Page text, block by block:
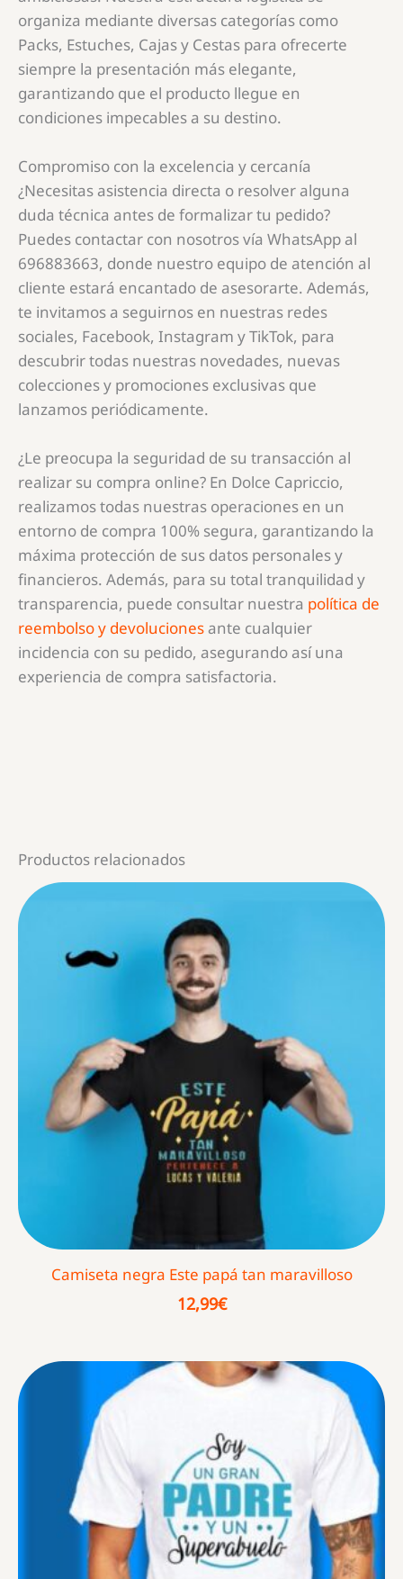
organiza mediante diversas categorías como
Packs, Estuches, Cajas y Cestas para ofrecerte
siempre la presentación más elegante,
garantizando que el producto llegue en
condiciones impecables a su destino.
Compromiso con la excelencia y cercanía
¿Necesitas asistencia directa o resolver alguna
duda técnica antes de formalizar tu pedido?
Puedes contactar con nosotros vía WhatsApp al
696883663, donde nuestro equipo de atención al
cliente estará encantado de asesorarte. Además,
te invitamos a seguirnos en nuestras redes
sociales, Facebook, Instagram y TikTok, para
descubrir todas nuestras novedades, nuevas
colecciones y promociones exclusivas que
lanzamos periódicamente.
¿Le preocupa la seguridad de su transacción al
realizar su compra online? En Dolce Capriccio,
realizamos todas nuestras operaciones en un
entorno de compra 100% segura, garantizando la
máxima protección de sus datos personales y
financieros. Además, para su total tranquilidad y
transparencia, puede consultar nuestra política de
reembolso y devoluciones ante cualquier
incidencia con su pedido, asegurando así una
experiencia de compra satisfactoria.
Productos relacionados
Camiseta negra Este papá tan maravilloso
12,99€